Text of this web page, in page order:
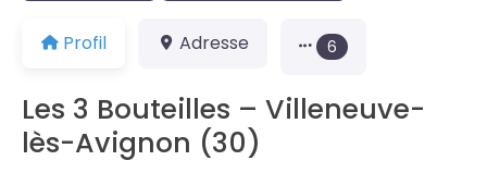
Profil Adresse 6
Les 3 Bouteilles – Villeneuve-
lès-Avignon (30)